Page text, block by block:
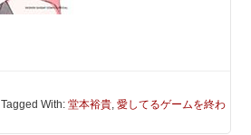
Tagged With:堂本裕貴,愛してるゲームを終わ